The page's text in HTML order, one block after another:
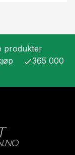
produkter
check365 000